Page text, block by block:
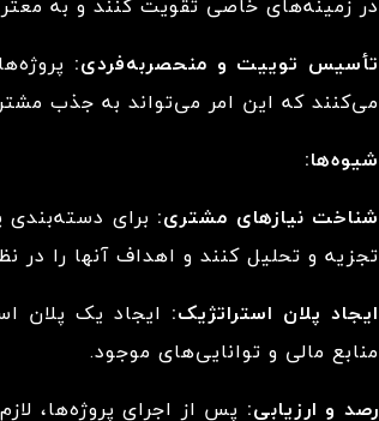
تأسیس توییت و منحصربه‌فردی:
می‌کنند که این امر می‌تواند به جذب
شیوه‌ها:
شناخت نیازهای مشتری: برای دسته‌بندی
تجزیه و تحلیل کنند و اهداف آنها را در
ایجاد پلان استراتژیک: ایجاد یک پلان
منابع مالی و توانایی‌های موجود.
رصد و ارزیابی: پس از اجرای پروژه‌ها،